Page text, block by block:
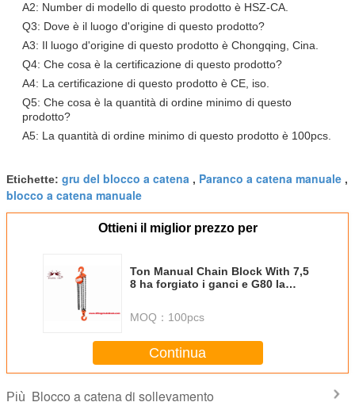
A2: Number di modello di questo prodotto è HSZ-CA.
Q3: Dove è il luogo d'origine di questo prodotto?
A3: Il luogo d'origine di questo prodotto è Chongqing, Cina.
Q4: Che cosa è la certificazione di questo prodotto?
A4: La certificazione di questo prodotto è CE, iso.
Q5: Che cosa è la quantità di ordine minimo di questo
prodotto?
A5: La quantità di ordine minimo di questo prodotto è 100pcs.
Etichette: gru del blocco a catena , Paranco a catena manuale ,
blocco a catena manuale
Ottieni il miglior prezzo per
Ton Manual Chain Block With 7,5
8 ha forgiato i ganci e G80 la
MOQ： 100pcs
Continua
Più Blocco a catena di sollevamento